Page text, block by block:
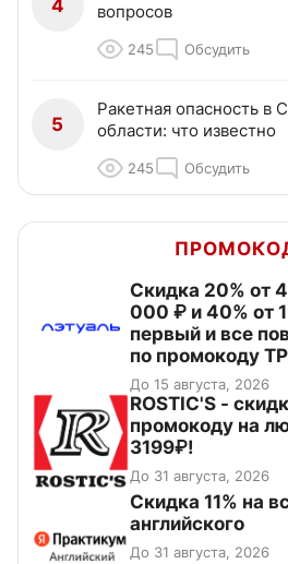
4
вопросов
245 Обсудить
5
Ракетная опасность в
области: что известно
245 Обсудить
Скидка 20% от
000 ₽ и 40% от
первый и все
по промокоду
До 15 августа, 2026
ROSTIC'S -
промокоду на
3199₽!
До 31 августа, 2026
Скидка 11% на
английского
До 31 августа, 2026